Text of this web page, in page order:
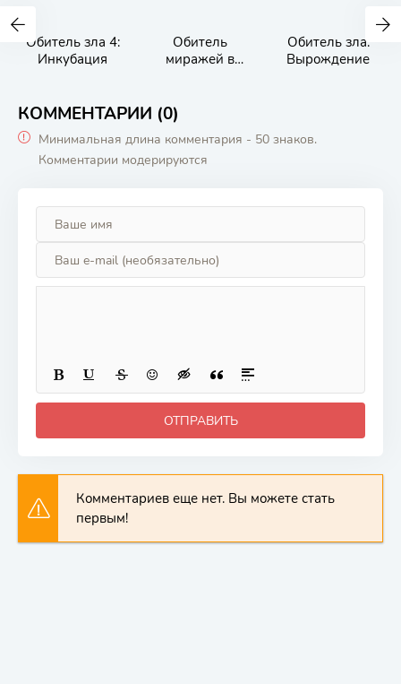
Обитель зла 4:
Инкубация
Обитель
миражей в
Обитель зла:
Вырождение
КОММЕНТАРИИ (0)
Минимальная длина комментария - 50 знаков.
Комментарии модерируются
ОТПРАВИТЬ
Комментариев еще нет. Вы можете стать
первым!